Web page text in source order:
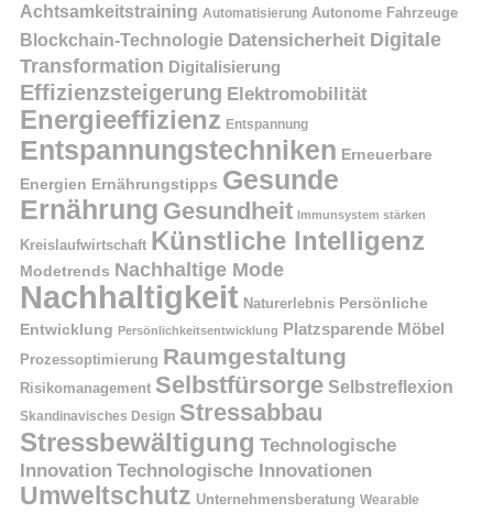
Achtsamkeitstraining Automatisierung Autonome Fahrzeuge
Blockchain-Technologie Datensicherheit Digitale
Transformation Digitalisierung
Effizienzsteigerung Elektromobilität
Energieeffizienz Entspannung
Entspannungstechniken Erneuerbare
Energien Ernährungstipps Gesunde
Ernährung Gesundheit Immunsystem stärken
Kreislaufwirtschaft Künstliche Intelligenz
Modetrends Nachhaltige Mode
Nachhaltigkeit Naturerlebnis Persönliche
Entwicklung Persönlichkeitsentwicklung Platzsparende Möbel
Prozessoptimierung Raumgestaltung
Risikomanagement Selbstfürsorge Selbstreflexion
Skandinavisches Design Stressabbau
Stressbewältigung Technologische
Innovation Technologische Innovationen
Umweltschutz Unternehmensberatung Wearable